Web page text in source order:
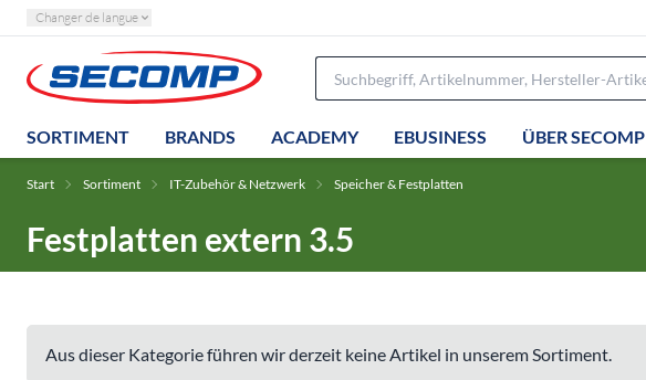
Changer de langue
SORTIMENT BRANDS ACADEMY EBUSINESS ÜBER SECOMP
Start Sortiment IT-Zubehör & Netzwerk Speicher & Festplatten
Festplatten extern 3.5
Aus dieser Kategorie führen wir derzeit keine Artikel in unserem Sortiment.